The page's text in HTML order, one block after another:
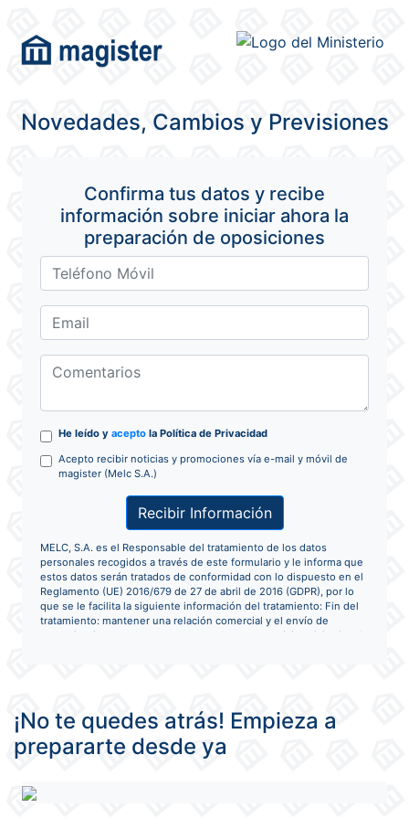
Novedades, Cambios y Previsiones
Confirma tus datos y recibe
información sobre iniciar ahora la
preparación de oposiciones
He leído y acepto la Política de Privacidad
Acepto recibir noticias y promociones vía e-mail y móvil de
magister (Melc S.A.)
Recibir Información
MELC, S.A. es el Responsable del tratamiento de los datos
personales recogidos a través de este formulario y le informa que
estos datos serán tratados de conformidad con lo dispuesto en el
Reglamento (UE) 2016/679 de 27 de abril de 2016 (GDPR), por lo
que se le facilita la siguiente información del tratamiento: Fin del
tratamiento: mantener una relación comercial y el envío de
comunicaciones sobre nuestros productos y servicios. Criterios de
destrucción total de los mismos. Derechos que asisten: Derecho a
retirar el consentimiento en cualquier momento. Derecho de
acceso, rectificación, portabilidad y supresión de sus datos y a la
limitación u oposición al su tratamiento. Derecho a presentar una
¡No te quedes atrás! Empieza a
prepararte desde ya